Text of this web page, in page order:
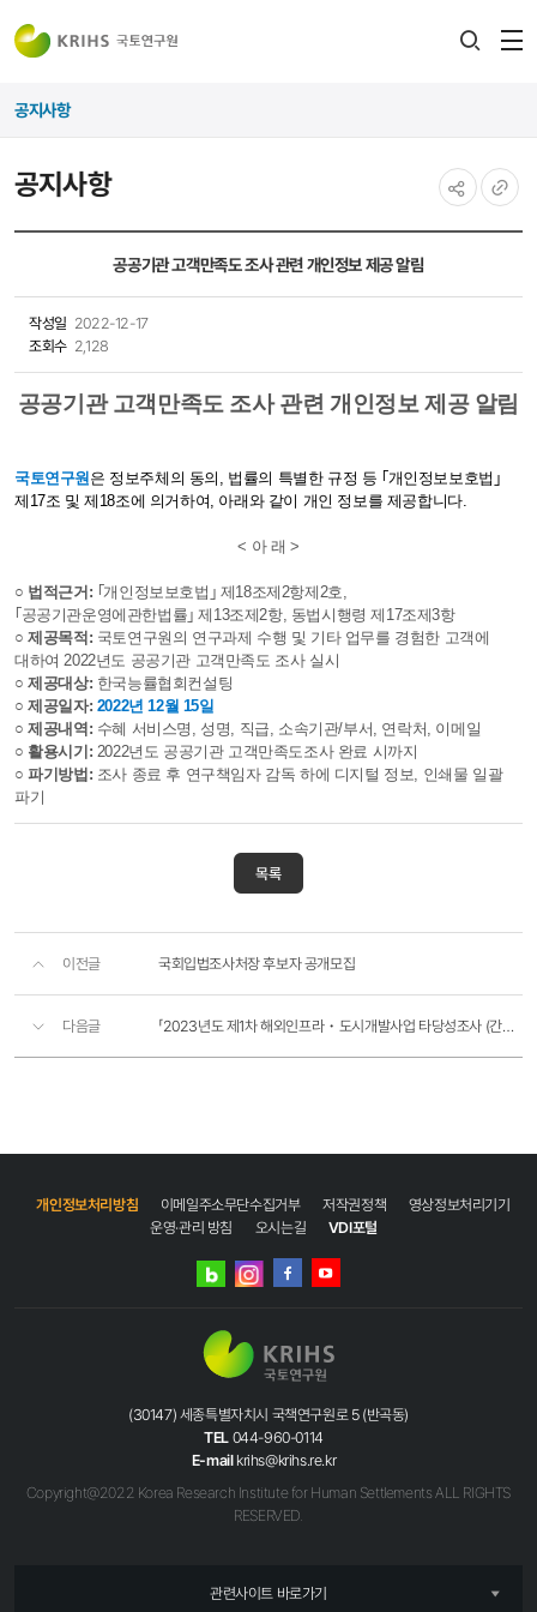
공지사항
공지사항
공공기관 고객만족도 조사 관련 개인정보 제공 알림
작성일 2022-12-17
조회수 2,128
공공기관 고객만족도 조사 관련 개인정보 제공 알림
국토연구원은 정보주체의 동의, 법률의 특별한 규정 등 ｢개인정보보호법｣
제17조 및 제18조에 의거하여, 아래와 같이 개인 정보를 제공합니다.
< 아 래 >
○ 법적근거: ｢개인정보보호법｣ 제18조제2항제2호,
｢공공기관운영에관한법률｣ 제13조제2항, 동법시행령 제17조제3항
○ 제공목적: 국토연구원의 연구과제 수행 및 기타 업무를 경험한 고객에
대하여 2022년도 공공기관 고객만족도 조사 실시
○ 제공대상: 한국능률협회컨설팅
○ 제공일자: 2022년 12월 15일
○ 제공내역: 수혜 서비스명, 성명, 직급, 소속기관/부서, 연락처, 이메일
○ 활용시기: 2022년도 공공기관 고객만족도조사 완료 시까지
○ 파기방법: 조사 종료 후 연구책임자 감독 하에 디지털 정보, 인쇄물 일괄
파기
목록
이전글 국회입법조사처장 후보자 공개모집
다음글 「2023년도 제1차 해외인프라・도시개발사업 타당성조사 (간접)지원 대상사업」 모집 공고 알림
개인정보처리방침 이메일주소무단수집거부 저작권정책
영상정보처리기기
운영·관리 방침
오시는길 VDI포털
네이버
인스타그램
(30147) 세종특별자치시 국책연구원로 5 (반곡동)
TEL 044-960-0114
E-mail krihs@krihs.re.kr
Copyright@2022 Korea Research Institute for Human Settlements ALL RIGHTS
RESERVED.
관련사이트 바로가기